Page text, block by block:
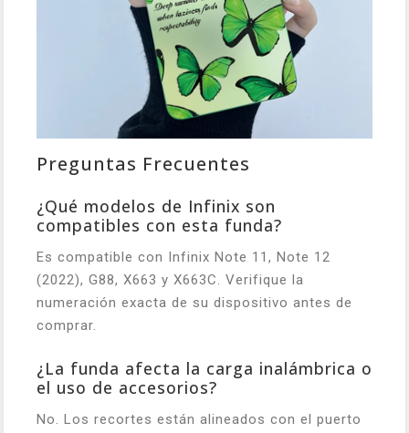
Preguntas Frecuentes
¿Qué modelos de Infinix son
compatibles con esta funda?
Es compatible con Infinix Note 11, Note 12
(2022), G88, X663 y X663C. Verifique la
numeración exacta de su dispositivo antes de
comprar.
¿La funda afecta la carga inalámbrica o
el uso de accesorios?
No. Los recortes están alineados con el puerto